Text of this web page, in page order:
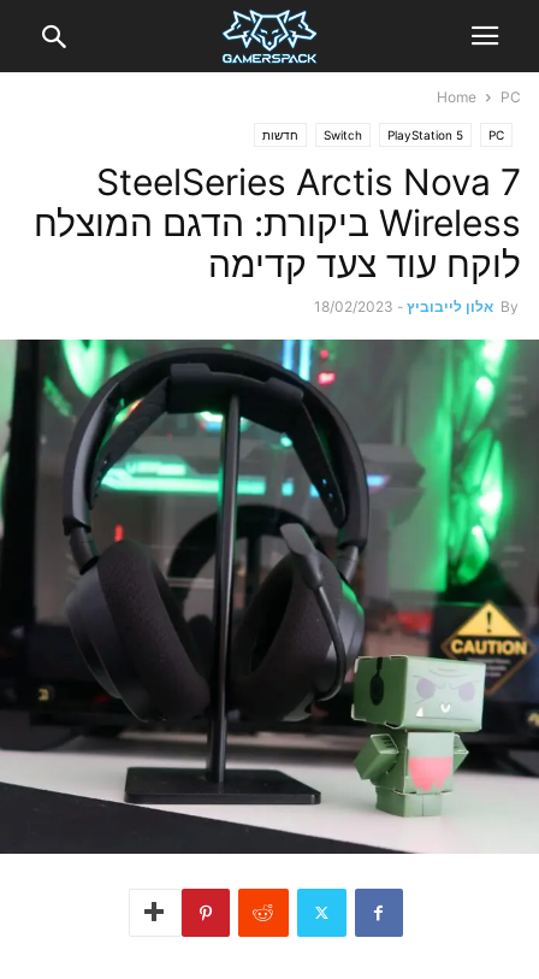
Home PC
PC
PlayStation 5
Switch חדשות
SteelSeries Arctis Nova 7
Wireless ביקורת: הדגם המוצלח
לוקח עוד צעד קדימה
By אלון לייבוביץ -
18/02/2023